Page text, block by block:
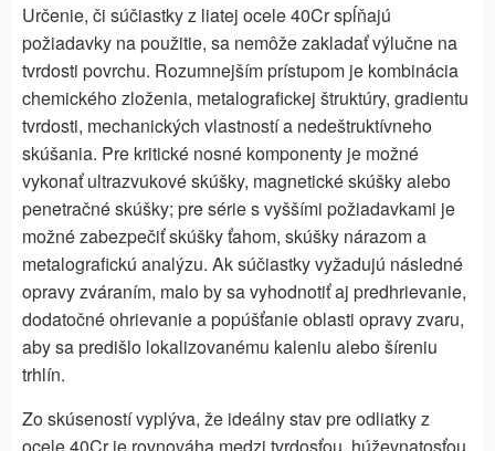
Určenie, či súčiastky z liatej ocele 40Cr spĺňajú
požiadavky na použitie, sa nemôže zakladať výlučne na
tvrdosti povrchu. Rozumnejším prístupom je kombinácia
chemického zloženia, metalografickej štruktúry, gradientu
tvrdosti, mechanických vlastností a nedeštruktívneho
skúšania. Pre kritické nosné komponenty je možné
vykonať ultrazvukové skúšky, magnetické skúšky alebo
penetračné skúšky; pre série s vyššími požiadavkami je
možné zabezpečiť skúšky ťahom, skúšky nárazom a
metalografickú analýzu. Ak súčiastky vyžadujú následné
opravy zváraním, malo by sa vyhodnotiť aj predhrievanie,
dodatočné ohrievanie a popúšťanie oblasti opravy zvaru,
aby sa predišlo lokalizovanému kaleniu alebo šíreniu
trhlín.
Zo skúseností vyplýva, že ideálny stav pre odliatky z
ocele 40Cr je rovnováha medzi tvrdosťou, húževnatosťou